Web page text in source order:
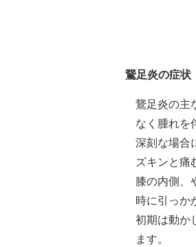
鵞足炎の症状
鵞足炎の主
なく腫れを
深刻な場合
ズキンと痛
膝の内側、
時に引っか
初期は動か
ます。